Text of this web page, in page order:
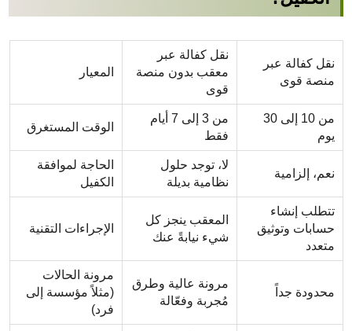
نقل كفالة عبر
منصة قوى
نقل كفالة عبر
معقب بدون منصة
قوى
المعيار
من 10 إلى 30
يوم
من 3 إلى 7 أيام
فقط
الوقت المستغرق
نعم، إلزامية
لا، توجد حلول
نظامية بديلة
الحاجة لموافقة
الكفيل
تتطلب إنشاء
حسابات وتوثيق
متعدد
المعقب ينجز كل
شيء نيابةً عنك
الإجراءات التقنية
محدودة جداً
مرونة عالية وطرق
مُجربة وفعّالة
مرونة الحالات
(مثلاً مؤسسة إلى
فرد)